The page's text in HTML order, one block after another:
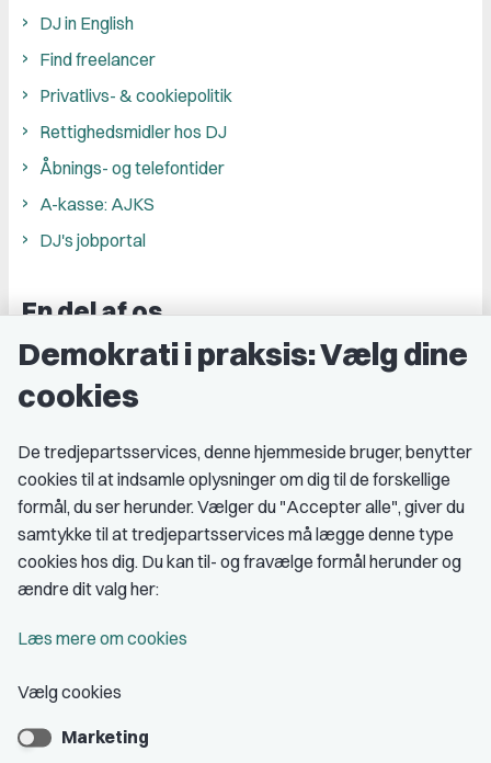
DJ in English
Find freelancer
Privatlivs- & cookiepolitik
Rettighedsmidler hos DJ
Åbnings- og telefontider
A-kasse: AJKS
DJ's jobportal
En del af os
Grupper og kredse
Studenterorganisationer
Medlemskab
Fordele som medlem
Kontingent
Bliv medlem
Demokrati i praksis: Vælg dine
cookies
De tredjepartsservices, denne hjemmeside bruger, benytter
cookies til at indsamle oplysninger om dig til de forskellige
formål, du ser herunder. Vælger du "Accepter alle", giver du
samtykke til at tredjepartsservices må lægge denne type
cookies hos dig. Du kan til- og fravælge formål herunder og
ændre dit valg her:
Læs mere om cookies
Vælg cookies
Marketing